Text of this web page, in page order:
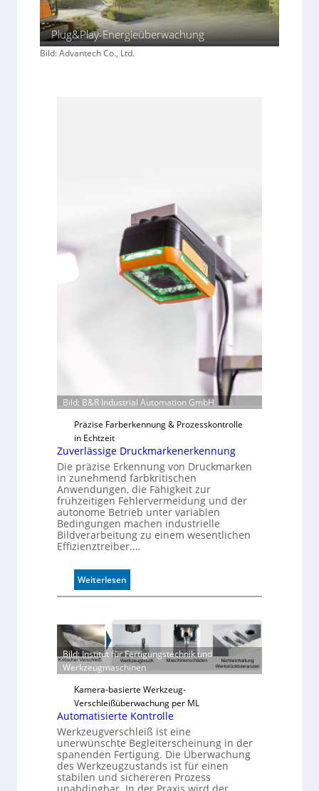
Plug&Play-Energieüberwachung
Bild: Advantech Co., Ltd.
Bild: B&R Industrial Automation GmbH
Präzise Farberkennung & Prozesskontrolle
in Echtzeit
Zuverlässige Druckmarkenerkennung
Die präzise Erkennung von Druckmarken
in zunehmend farbkritischen
Anwendungen, die Fähigkeit zur
frühzeitigen Fehlervermeidung und der
autonome Betrieb unter variablen
Bedingungen machen industrielle
Bildverarbeitung zu einem wesentlichen
Effizienztreiber.…
Weiterlesen:
Z
v
e
r
l
ä
s
s
i
g
e
D
r
u
Bild: Institut für Fertigungstechnik und
Werkzeugmaschinen
Kamera-basierte Werkzeug-
Verschleißüberwachung per ML
Automatisierte Kontrolle
Werkzeugverschleiß ist eine
unerwünschte Begleiterscheinung in der
spanenden Fertigung. Die Überwachung
des Werkzeugzustands ist für einen
stabilen und sichereren Prozess